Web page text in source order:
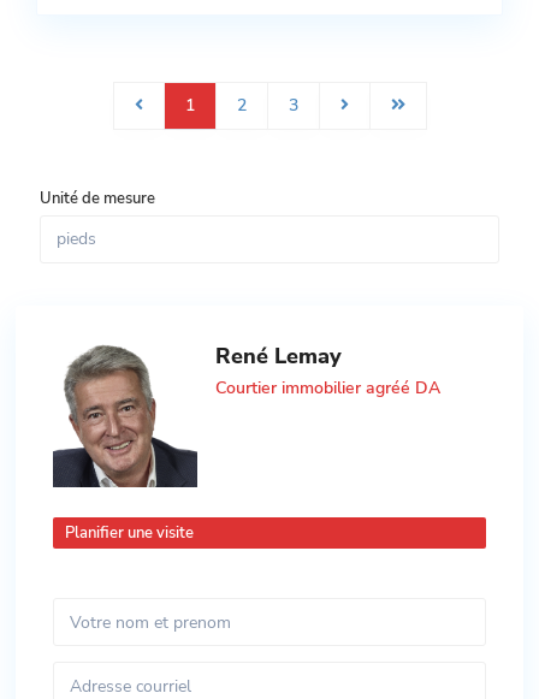
1 2 3
Unité de mesure
René Lemay
Courtier immobilier agréé DA
Planifier une visite